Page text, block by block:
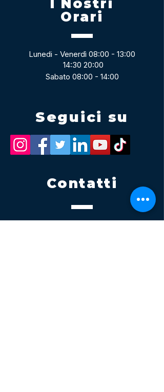
I Nostri
Orari
Lunedi - Venerdì 08:00 - 13:00
14:30 20:00
Sabato 08:00 - 14:00
Seguici su
Contatti